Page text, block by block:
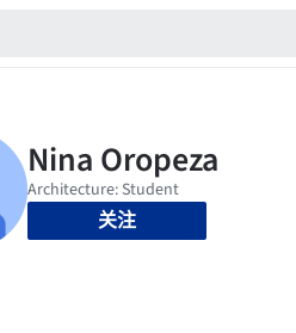
关注